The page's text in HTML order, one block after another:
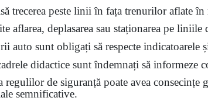
trecerea peste linii în fața trenurilor aflate în
aflarea, deplasarea sau staționarea pe
auto sunt obligați să respecte indicatoarele
didactice sunt îndemnați să informeze
regulilor de siguranță poate avea
semnificative.